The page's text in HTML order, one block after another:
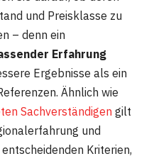
und Preisklasse zu
– denn ein
Erfahrung
Ergebnisse als ein
Ähnlich wie
Sachverständigen gilt
und
Kriterien,